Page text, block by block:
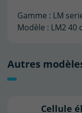
Gamme : LM
Modèle : LM2 40
Autres
Cellule